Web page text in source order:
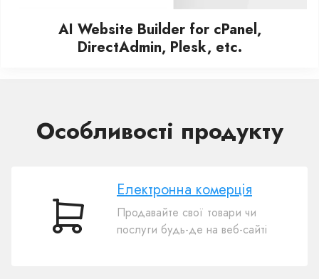
AI Website Builder for cPanel,
DirectAdmin, Plesk, etc.
Особливості продукту
Електронна
Електронна комерція
Продавайте свої товари чи
послуги будь-де на веб-сайті